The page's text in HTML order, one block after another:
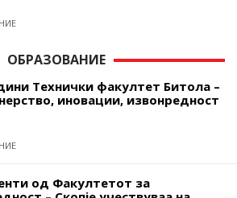
ОБРАЗОВАНИЕ
Технички факултет Битола –
иновации, извонредност
од Факултетот за